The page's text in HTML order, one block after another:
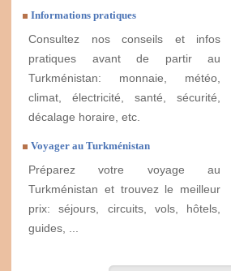
Informations pratiques
Consultez nos conseils et infos
pratiques avant de partir au
Turkménistan: monnaie, météo,
climat, électricité, santé, sécurité,
décalage horaire, etc.
Voyager au Turkménistan
Préparez votre voyage au
Turkménistan et trouvez le meilleur
prix: séjours, circuits, vols, hôtels,
guides, ...